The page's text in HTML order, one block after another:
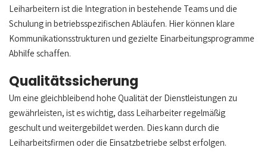
Leiharbeitern ist die Integration in bestehende Teams und die
Schulung in betriebsspezifischen Abläufen. Hier können klare
Kommunikationsstrukturen und gezielte Einarbeitungsprogramme
Abhilfe schaffen.
Qualitätssicherung
Um eine gleichbleibend hohe Qualität der Dienstleistungen zu
gewährleisten, ist es wichtig, dass Leiharbeiter regelmäßig
geschult und weitergebildet werden. Dies kann durch die
Leiharbeitsfirmen oder die Einsatzbetriebe selbst erfolgen.